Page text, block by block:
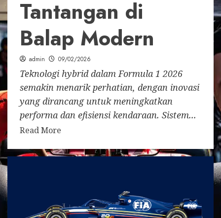
Tantangan di
Balap Modern
admin 09/02/2026
Teknologi hybrid dalam Formula 1 2026
semakin menarik perhatian, dengan inovasi
yang dirancang untuk meningkatkan
performa dan efisiensi kendaraan. Sistem...
Read More